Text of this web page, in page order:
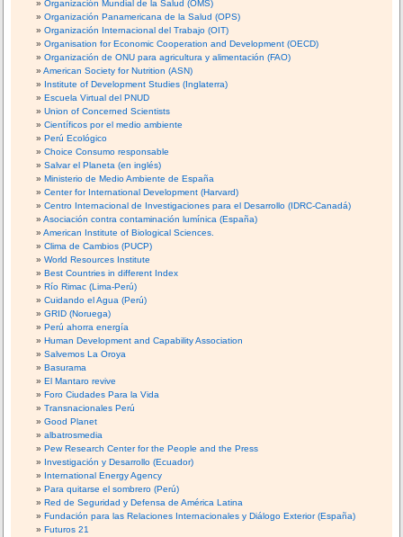
Organización Mundial de la Salud (OMS)
Organización Panamericana de la Salud (OPS)
Organización Internacional del Trabajo (OIT)
Organisation for Economic Cooperation and Development (OECD)
Organización de ONU para agricultura y alimentación (FAO)
American Society for Nutrition (ASN)
Institute of Development Studies (Inglaterra)
Escuela Virtual del PNUD
Union of Concerned Scientists
Científicos por el medio ambiente
Perú Ecológico
Choice Consumo responsable
Salvar el Planeta (en inglés)
Ministerio de Medio Ambiente de España
Center for International Development (Harvard)
Centro Internacional de Investigaciones para el Desarrollo (IDRC-Canadá)
Asociación contra contaminación lumínica (España)
American Institute of Biological Sciences.
Clima de Cambios (PUCP)
World Resources Institute
Best Countries in different Index
Río Rimac (Lima-Perú)
Cuidando el Agua (Perú)
GRID (Noruega)
Perú ahorra energía
Human Development and Capability Association
Salvemos La Oroya
Basurama
El Mantaro revive
Foro Ciudades Para la Vida
Transnacionales Perú
Good Planet
albatrosmedia
Pew Research Center for the People and the Press
Investigación y Desarrollo (Ecuador)
International Energy Agency
Para quitarse el sombrero (Perú)
Red de Seguridad y Defensa de América Latina
Fundación para las Relaciones Internacionales y Diálogo Exterior (España)
Futuros 21